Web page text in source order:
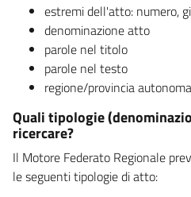
estremi dell'atto: numero,
denominazione atto
parole nel titolo
parole nel testo
regione/provincia autonoma
Quali tipologie
ricercare?
Il Motore Federato Regionale
le seguenti tipologie di atto: